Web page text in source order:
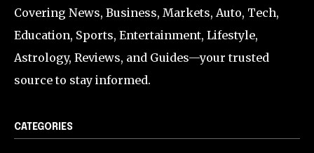
Covering News, Business, Markets, Auto, Tech,
Education, Sports, Entertainment, Lifestyle,
Astrology, Reviews, and Guides—your trusted
source to stay informed.
CATEGORIES